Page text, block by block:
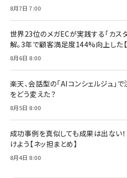
8月7日 7:00
世界23位のメガECが実践する「カ
解。3年で顧客満足度144%向上した
8月6日 8:00
楽天、会話型の「AIコンシェルジュ」
をどう変えた？
8月5日 8:00
成功事例を真似しても成果は出ない！
けよう【ネッ担まとめ】
8月4日 8:00